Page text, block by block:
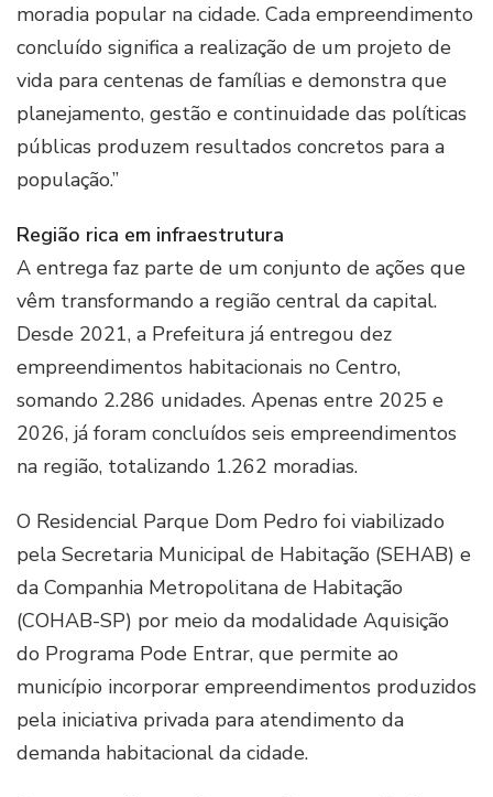
moradia popular na cidade. Cada empreendimento
concluído significa a realização de um projeto de
vida para centenas de famílias e demonstra que
planejamento, gestão e continuidade das políticas
públicas produzem resultados concretos para a
população.”
Região rica em infraestrutura
A entrega faz parte de um conjunto de ações que
vêm transformando a região central da capital.
Desde 2021, a Prefeitura já entregou dez
empreendimentos habitacionais no Centro,
somando 2.286 unidades. Apenas entre 2025 e
2026, já foram concluídos seis empreendimentos
na região, totalizando 1.262 moradias.
O Residencial Parque Dom Pedro foi viabilizado
pela Secretaria Municipal de Habitação (SEHAB) e
da Companhia Metropolitana de Habitação
(COHAB-SP) por meio da modalidade Aquisição
do Programa Pode Entrar, que permite ao
município incorporar empreendimentos produzidos
pela iniciativa privada para atendimento da
demanda habitacional da cidade.